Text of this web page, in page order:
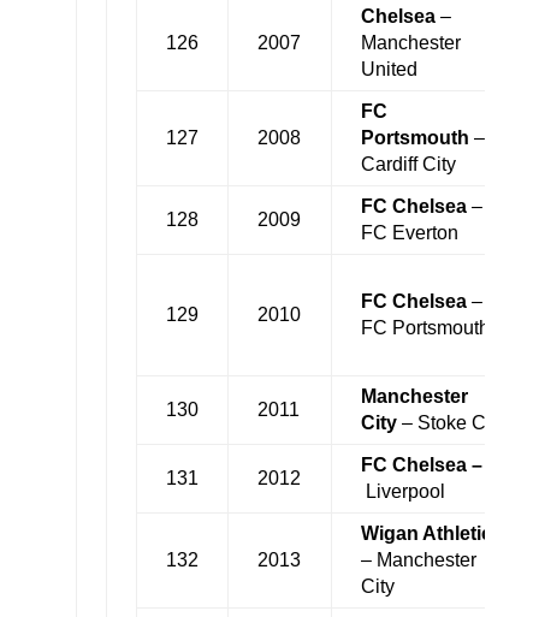
126 2007
Chelsea–
Manchester
United
127 2008
FC
Portsmouth –
Cardiff City
128 2009
FC Chelsea–
FC Everton
129 2010
FC Chelsea–
FC Portsmouth
130 2011
Manchester
City– Stoke City
131 2012
FC Chelsea –
Liverpool
132 2013
Wigan Athletic
– Manchester
City